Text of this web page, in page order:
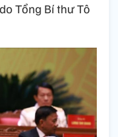
Tổng Bí thư Tô